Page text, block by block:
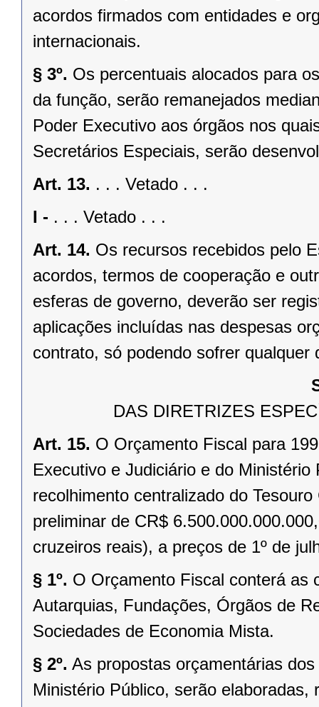
acordos firmados com entidades e
internacionais.
§ 3º. Os percentuais alocados para
da função, serão remanejados
Poder Executivo aos órgãos nos
Secretários Especiais, serão
Art. 13. . . . Vetado . . .
I - . . . Vetado . . .
Art. 14. Os recursos recebidos pelo
acordos, termos de cooperação e
esferas de governo, deverão ser
aplicações incluídas nas despesas
contrato, só podendo sofrer qualquer
DAS DIRETRIZES
Art. 15. O Orçamento Fiscal para
Executivo e Judiciário e do
recolhimento centralizado do
preliminar de CR$
cruzeiros reais), a preços de 1º de
§ 1º. O Orçamento Fiscal conterá as
Autarquias, Fundações, Órgãos de
Sociedades de Economia Mista.
§ 2º. As propostas orçamentárias
Ministério Público, serão